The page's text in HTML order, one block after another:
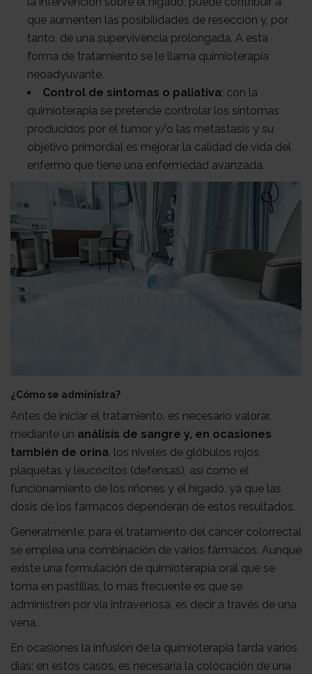
que aumenten las posibilidades de resección y, por
tanto, de una supervivencia prolongada. A esta
forma de tratamiento se le llama quimioterapia
neoadyuvante.
Control de síntomas o paliativa: con la
quimioterapia se pretende controlar los síntomas
producidos por el tumor y/o las metástasis y su
objetivo primordial es mejorar la calidad de vida del
enfermo que tiene una enfermedad avanzada.
¿Cómo se administra?
Antes de iniciar el tratamiento, es necesario valorar,
mediante un análisis de sangre y, en ocasiones
también de orina, los niveles de glóbulos rojos,
plaquetas y leucocitos (defensas), así como el
funcionamiento de los riñones y el hígado, ya que las
dosis de los fármacos dependerán de estos resultados.
Generalmente, para el tratamiento del cáncer colorrectal
se emplea una combinación de varios fármacos. Aunque
existe una formulación de quimioterapia oral que se
toma en pastillas, lo más frecuente es que se
administren por vía intravenosa, es decir a través de una
vena.
En ocasiones la infusión de la quimioterapia tarda varios
días; en estos casos, es necesaria la colocación de una